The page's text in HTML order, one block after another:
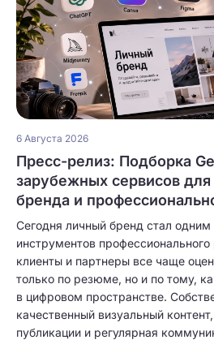
6 Августа 2026
Пресс-релиз: Подборка
зарубежных сервисов для
бренда и
Сегодня личный бренд стал одним
инструментов профессионального
клиенты и партнеры все чаще
только по резюме, но и по тому,
в цифровом пространстве.
качественный визуальный
публикации и регулярная